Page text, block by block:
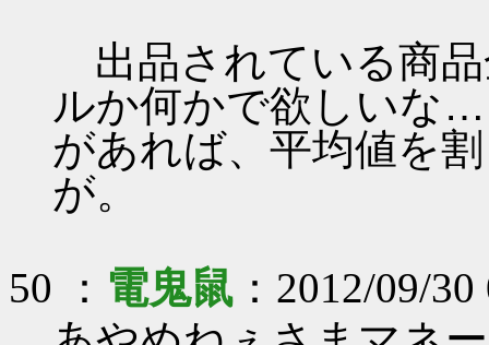
出品されている商
ルか何かで欲しいな
があれば、平均値を
が。
50 ： 電鬼鼠 ：2012/09/